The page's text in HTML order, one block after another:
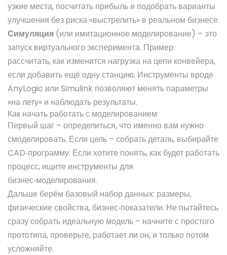
узкие места, посчитать прибыль и подобрать варианты
улучшения без риска «выстрелить» в реальном бизнесе.
Симуляция (или имитационное моделирование) – это
запуск виртуального эксперимента. Пример:
рассчитать, как изменится нагрузка на цепи конвейера,
если добавить ещё одну станцию. Инструменты вроде
AnyLogic или Simulink позволяют менять параметры
«на лету» и наблюдать результаты.
Как начать работать с моделированием
Первый шаг – определиться, что именно вам нужно
смоделировать. Если цель – собрать деталь, выбирайте
CAD‑программу. Если хотите понять, как будет работать
процесс, ищите инструменты для
бизнес‑моделирования.
Дальше берём базовый набор данных: размеры,
физические свойства, бизнес‑показатели. Не пытайтесь
сразу собрать идеальную модель – начните с простого
прототипа, проверьте, работает ли он, и только потом
усложняйте.